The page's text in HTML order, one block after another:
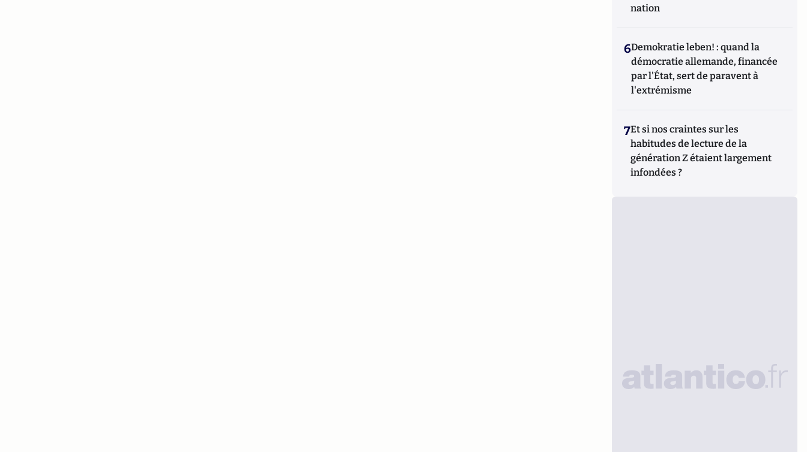
nation
6Demokratie leben! : quand la
démocratie allemande, financée
par l'État, sert de paravent à
l'extrémisme
7Et si nos craintes sur les
habitudes de lecture de la
génération Z étaient largement
infondées ?